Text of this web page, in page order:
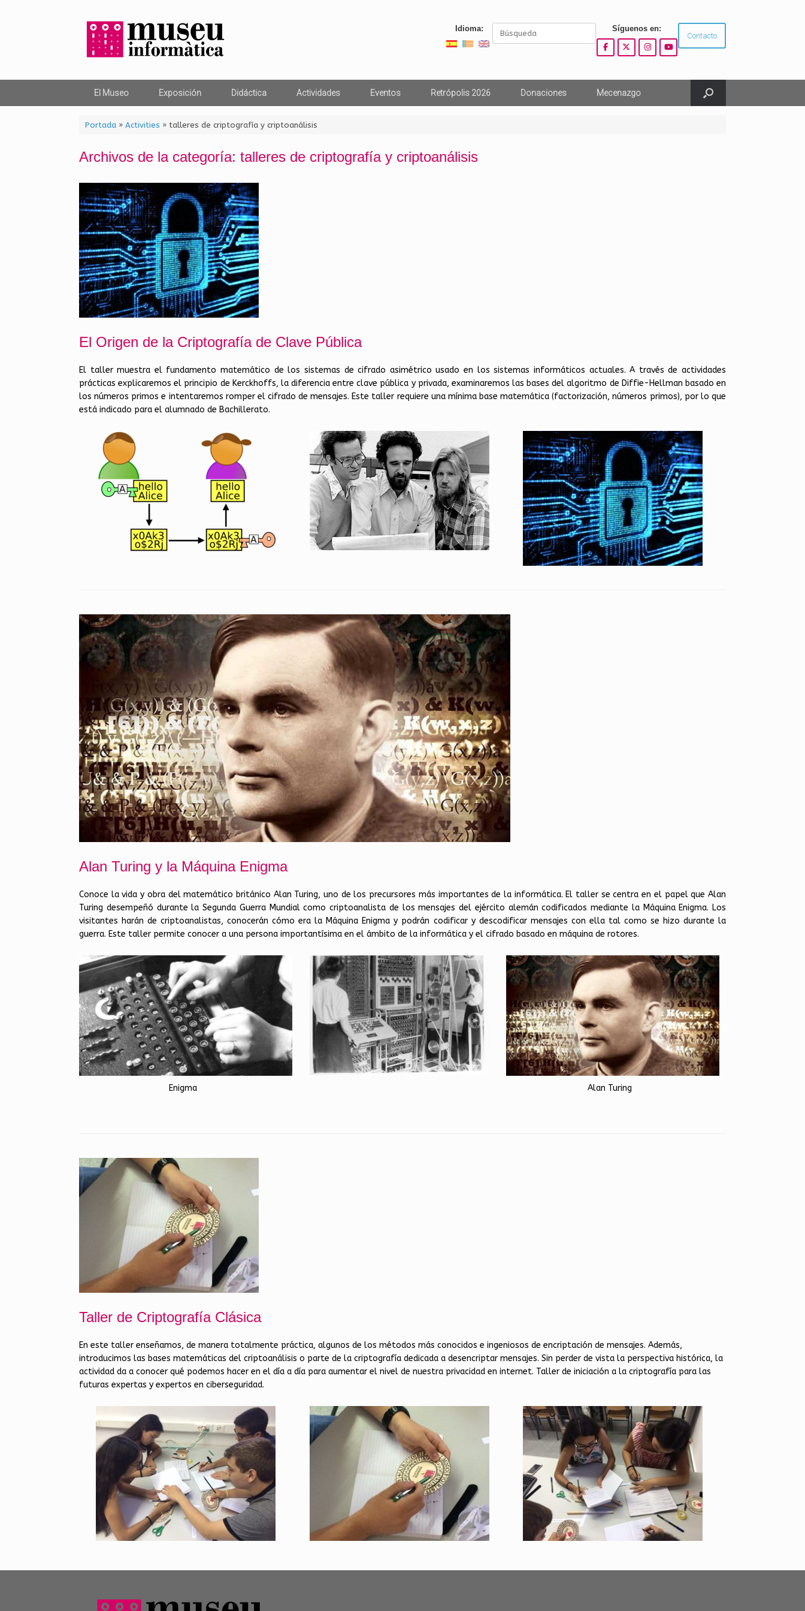
Idioma: Buscar:
Síguenos en:
Contacto
El Museo Exposición Didáctica Actividades Eventos Retrópolis 2026 Donaciones Mecenazgo
Portada» Activities » talleres de criptografía y criptoanálisis
Archivos de la categoría: talleres de criptografía y criptoanálisis
El Origen de la Criptografía de Clave Pública
El taller muestra el fundamento matemático de los sistemas de cifrado asimétrico usado en los sistemas informáticos actuales. A través de actividades
prácticas explicaremos el principio de Kerckhoffs, la diferencia entre clave pública y privada, examinaremos las bases del algoritmo de Diffie-Hellman basado en
los números primos e intentaremos romper el cifrado de mensajes. Este taller requiere una mínima base matemática (factorización, números primos), por lo que
está indicado para el alumnado de Bachillerato.
Alan Turing y la Máquina Enigma
Conoce la vida y obra del matemático británico Alan Turing, uno de los precursores más importantes de la informática. El taller se centra en el papel que Alan
Turing desempeñó durante la Segunda Guerra Mundial como criptoanalista de los mensajes del ejército alemán codificados mediante la Máquina Enigma. Los
visitantes harán de criptoanalistas, conocerán cómo era la Máquina Enigma y podrán codificar y descodificar mensajes con ella tal como se hizo durante la
guerra. Este taller permite conocer a una persona importantísima en el ámbito de la informática y el cifrado basado en máquina de rotores.
Enigma Alan Turing
Taller de Criptografía Clásica
En este taller enseñamos, de manera totalmente práctica, algunos de los métodos más conocidos e ingeniosos de encriptación de mensajes. Además,
introducimos las bases matemáticas del criptoanálisis o parte de la criptografía dedicada a desencriptar mensajes. Sin perder de vista la perspectiva histórica, la
actividad da a conocer qué podemos hacer en el día a día para aumentar el nivel de nuestra privacidad en internet. Taller de iniciación a la criptografía para las
futuras expertas y expertos en ciberseguridad.